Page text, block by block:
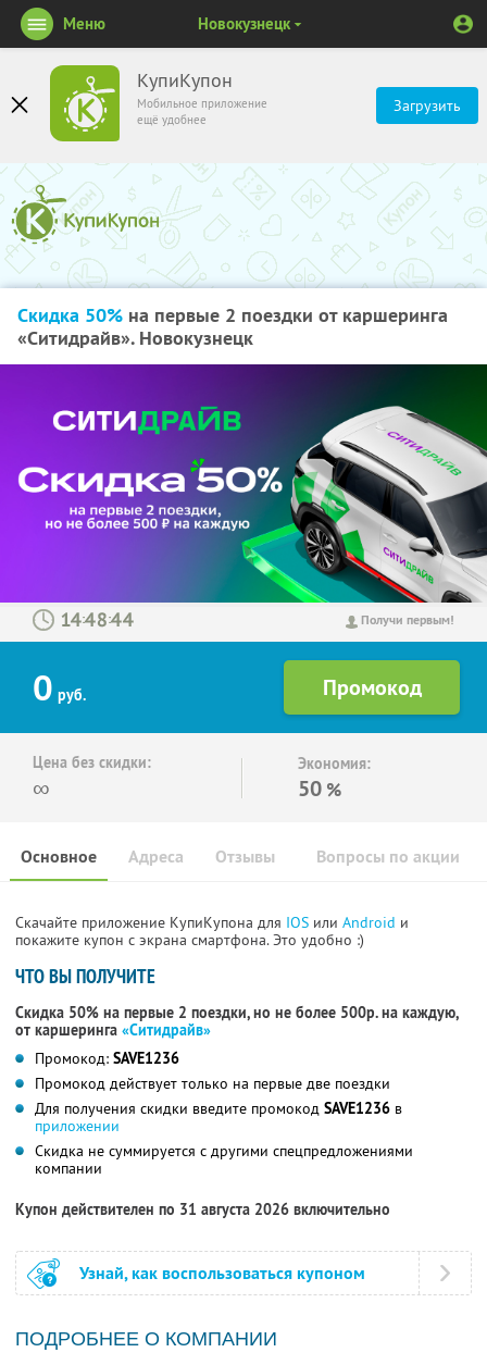
КупиКупон
Мобильное приложение
ещё удобнее
Загрузить
Меню Новокузнецк
Скидка 50% на первые 2 поездки от каршеринга
«Ситидрайв». Новокузнецк
Получи первым!
: :
0 руб.
Цена без скидки:
∞
Экономия:
50 %
Основное Отзывы Вопросы по акции
Адреса
Скачайте приложение КупиКупона для IOS или Android и
покажите купон с экрана смартфона. Это удобно :)
ЧТО ВЫ ПОЛУЧИТЕ
Скидка 50% на первые 2 поездки, но не более 500р. на каждую,
от каршеринга «Ситидрайв»
Промокод: SAVE1236
Промокод действует только на первые две поездки
Для получения скидки введите промокод SAVE1236 в
приложении
Скидка не суммируется с другими спецпредложениями
компании
Купон действителен по 31 августа 2026 включительно
Узнай, как воспользоваться купоном
ПОДРОБНЕЕ О КОМПАНИИ